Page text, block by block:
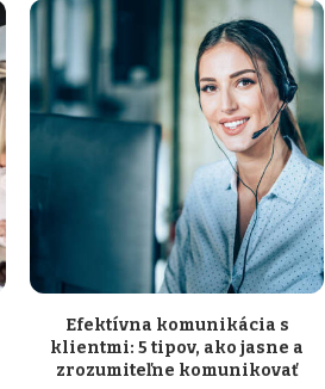
Efektívna komunikácia s
klientmi: 5 tipov, ako jasne a
zrozumiteľne komunikovať